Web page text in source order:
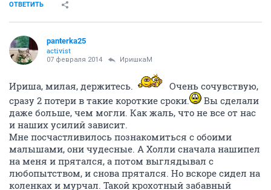
ОТВЕТИТЬ
panterka25
activist
07 февраля 2014 ИришкаМ
Ириша, милая, держитесь.
Очень сочувствую,
сразу 2 потери в такие короткие сроки.
Вы сделали
даже больше, чем могли. Как жаль, что не все от нас
и наших усилий зависит.
Мне посчастливилось познакомиться с обоими
малышами, они чудесные. А Холли сначала нашипел
на меня и прятался, а потом выглядывал с
любопытством, и снова прятался. Но вскоре сидел на
коленках и мурчал. Такой крохотный забавный